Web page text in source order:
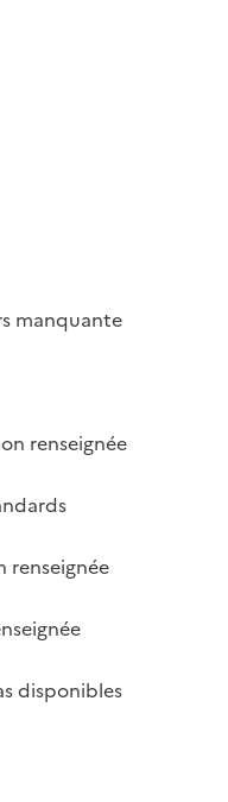
manquante
renseignée
renseignée
disponibles